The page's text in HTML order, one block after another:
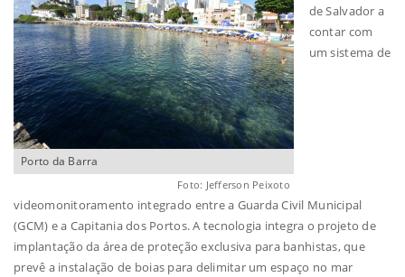
Porto da Barra
Foto: Jefferson Peixoto
de Salvador a
contar com
um sistema de
videomonitoramento integrado entre a Guarda Civil Municipal
(GCM) e a Capitania dos Portos. A tecnologia integra o projeto de
implantação da área de proteção exclusiva para banhistas, que
prevê a instalação de boias para delimitar um espaço no mar